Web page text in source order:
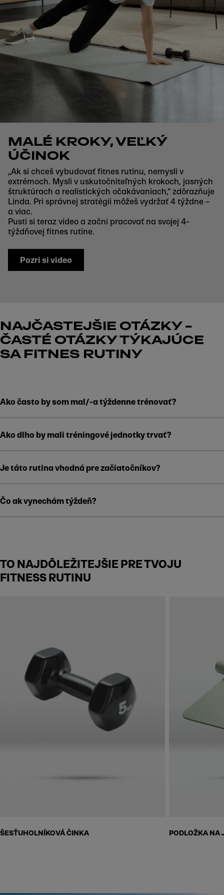
MALÉ KROKY, VEĽKÝ
ÚČINOK
„Ak si chceš vybudovať fitnes rutinu, nemysli v
extrémoch. Mysli v uskutočniteľných krokoch, jasných
štruktúrach a realistických očakávaniach,“ zdôrazňuje
Linda. Pri správnej stratégii môžeš vydržať 4 týždne –
a viac.
Pusti si teraz video a začni pracovať na svojej 4-
týždňovej fitnes rutine.
Pozri si video
NAJČASTEJŠIE OTÁZKY –
ČASTÉ OTÁZKY TÝKAJÚCE
SA FITNES RUTINY
Ako často by som mal/-a týždenne trénovať?
Ako dlho by mali tréningové jednotky trvať?
Je táto rutina vhodná pre začiatočníkov?
Čo ak vynechám týždeň?
TO NAJDÔLEŽITEJŠIE PRE TVOJU
FITNESS RUTINU
ŠESŤUHOLNÍKOVÁ ČINKA PODLOŽKA NA